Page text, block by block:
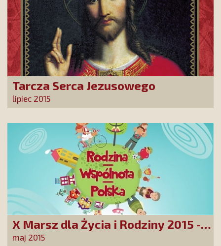
Tarcza Serca Jezusowego
lipiec 2015
X Marsz dla Życia i Rodziny 2015 -
„Rodzina – wspólnota – Polska”
maj 2015